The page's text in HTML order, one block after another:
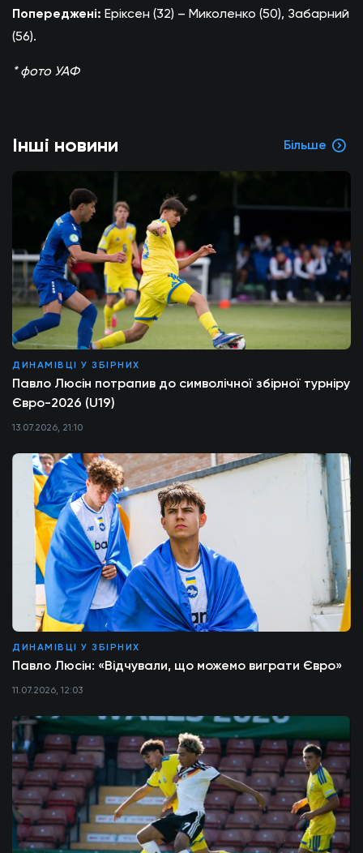
Попереджені: Еріксен (32) – Миколенко (50), Забарний
(56).
* фото УАФ
Інші новини Більше
ДИНАМІВЦІ У ЗБІРНИХ
Павло Люсін потрапив до символічної збірної турніру
Євро-2026 (U19)
13.07.2026, 21:10
ДИНАМІВЦІ У ЗБІРНИХ
Павло Люсін: «Відчували, що можемо виграти Євро»
11.07.2026, 12:03